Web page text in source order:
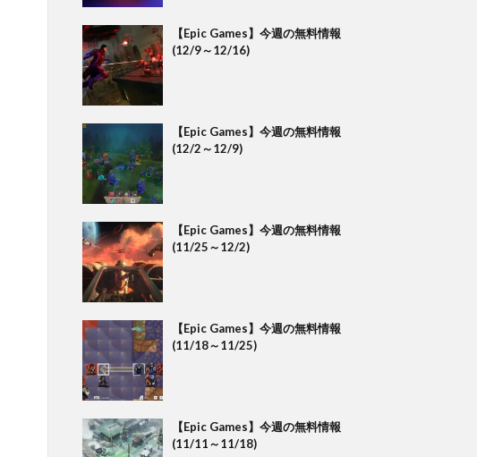
【Epic Games】今週の無料情報
(12/9～12/16)
【Epic Games】今週の無料情報
(12/2～12/9)
【Epic Games】今週の無料情報
(11/25～12/2)
【Epic Games】今週の無料情報
(11/18～11/25)
【Epic Games】今週の無料情報
(11/11～11/18)